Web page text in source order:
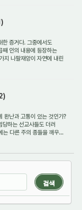
한 증거다. 그중에서도
인의 내용에 등장하는
지 나팔재앙이 자연에 내린
환난과 고통이 있는 것인가?
당하는 선교사들도 더러
는 다른 주의 종들을 깨우...
검색